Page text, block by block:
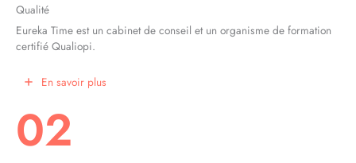
Qualité
Eureka Time est un cabinet de conseil et un organisme de formation
certifié Qualiopi.
En savoir plus
02